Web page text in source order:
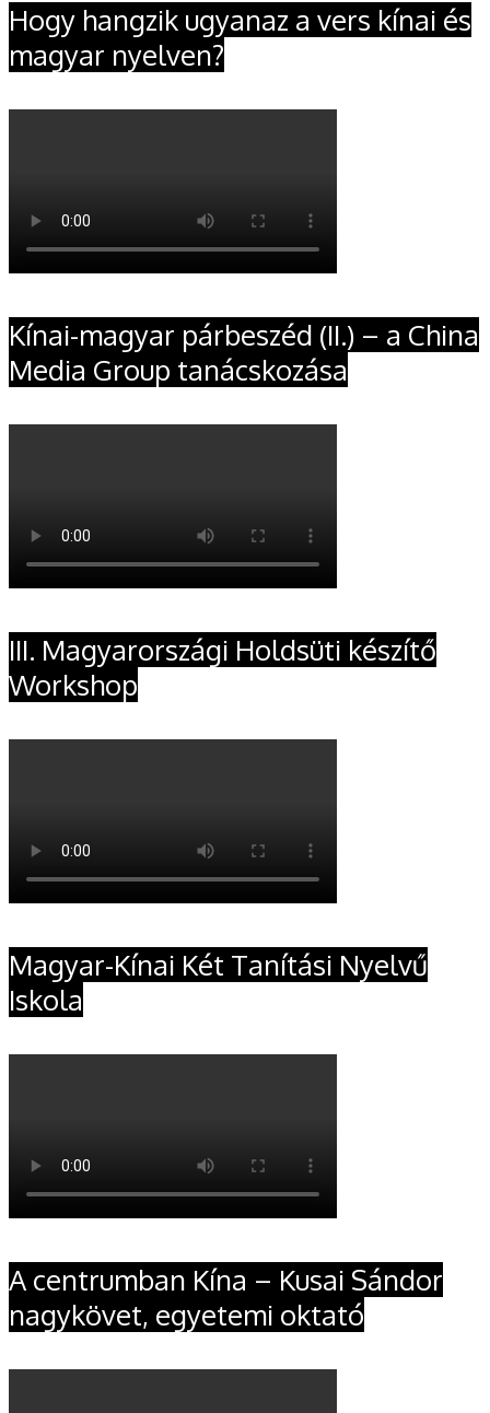
Hogy hangzik ugyanaz a vers kínai és
magyar nyelven?
Kínai-magyar párbeszéd (II.) – a China
Media Group tanácskozása
III. Magyarországi Holdsüti készítő
Workshop
Magyar-Kínai Két Tanítási Nyelvű
Iskola
A centrumban Kína – Kusai Sándor
nagykövet, egyetemi oktató